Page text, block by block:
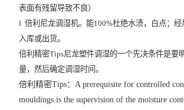
小型尼龙PA调湿机
新型尼龙吸湿增韧设备
表面有残留导致不良）
l倍利尼龙调湿机。能100%杜绝水渍，白点；
入库或出货。
倍利精密Tips尼龙塑件调湿的一个先决条件是要
量，然后确定调湿时间。
倍利精密Tips：A prerequisite for controlled
mouldings is the supervision of the moisture